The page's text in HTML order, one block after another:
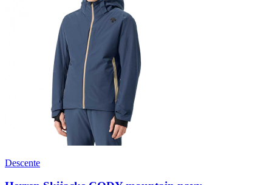
Descente